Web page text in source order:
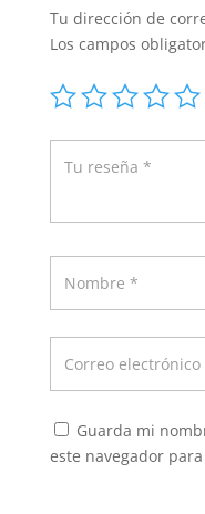
Tu dirección de
Los campos
Guarda mi
este navegador